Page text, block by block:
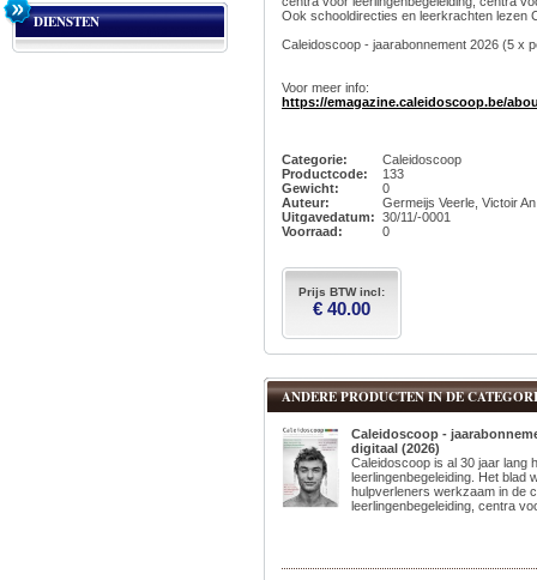
DIENSTEN
Ook schooldirecties en leerkrachten lezen
Caleidoscoop - jaarabonnement 2026 (5 x
Voor meer info:
https://emagazine.caleidoscoop.be/
Categorie:
Caleidoscoop
Productcode:
133
Gewicht:
0
Auteur:
Germeijs Veerle, Victoir An
Uitgavedatum: 30/11/-0001
Voorraad:
0
Prijs BTW incl:
€ 40.00
ANDERE PRODUCTEN IN DE
Caleidoscoop -
digitaal (2026)
Caleidoscoop is al 30 jaar lang
leerlingenbegeleiding. Het blad
hulpverleners werkzaam in de
leerlingenbegeleiding, centra